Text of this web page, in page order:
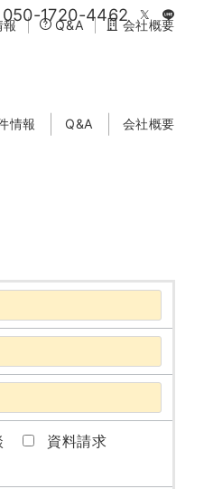
050-1720-4462
情報 Q&A 会社概要
報 Q&A 会社概要
資料請求